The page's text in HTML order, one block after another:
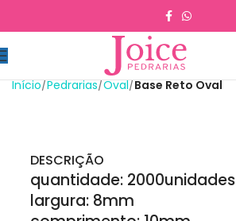
Início Pedrarias Oval Base Reto Oval
DESCRIÇÃO
quantidade: 2000unidades
largura: 8mm